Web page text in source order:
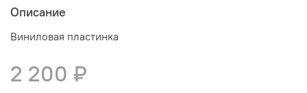
Описание
Виниловая пластинка
2 200 ₽